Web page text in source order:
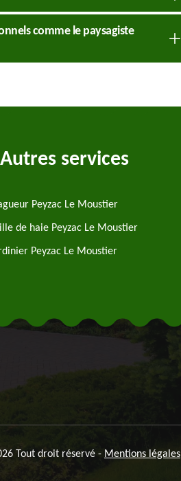
comme le paysagiste
Autres services
Peyzac Le Moustier
de haie Peyzac Le Moustier
Peyzac Le Moustier
Tout droit réservé - Mentions légales